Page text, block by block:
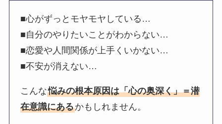
■心がずっとモヤモヤしている…
■自分のやりたいことがわからない…
■恋愛や人間関係が上手くいかない…
■不安が消えない…
こんな悩みの根本原因は「心の奥深く」＝潜
在意識にあるかもしれません。